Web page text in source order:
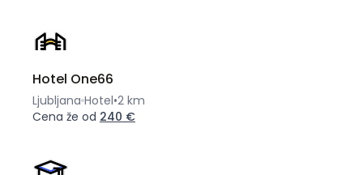
Hotel One66
Ljubljana Hotel•2 km
Cena že od 240 €